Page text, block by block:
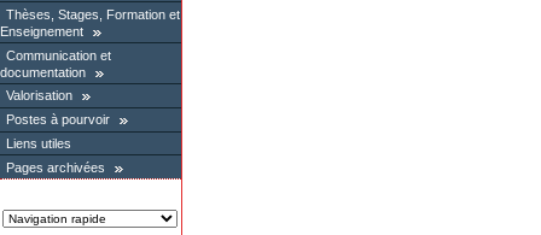
Thèses, Stages, Formation et
Enseignement
Communication et
documentation
Valorisation
Postes à pourvoir
Liens utiles
Pages archivées